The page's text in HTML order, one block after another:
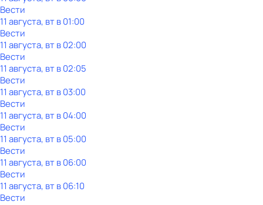
Вести
11 августа, вт в 01:00
Вести
11 августа, вт в 02:00
Вести
11 августа, вт в 02:05
Вести
11 августа, вт в 03:00
Вести
11 августа, вт в 04:00
Вести
11 августа, вт в 05:00
Вести
11 августа, вт в 06:00
Вести
11 августа, вт в 06:10
Вести